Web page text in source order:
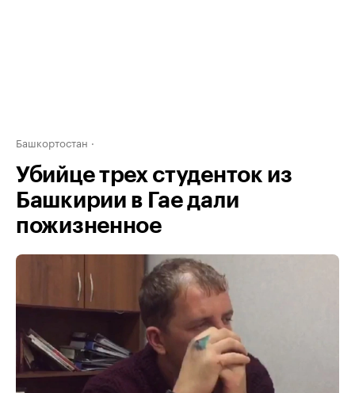
Башкортостан
Убийце трех студенток из
Башкирии в Гае дали
пожизненное